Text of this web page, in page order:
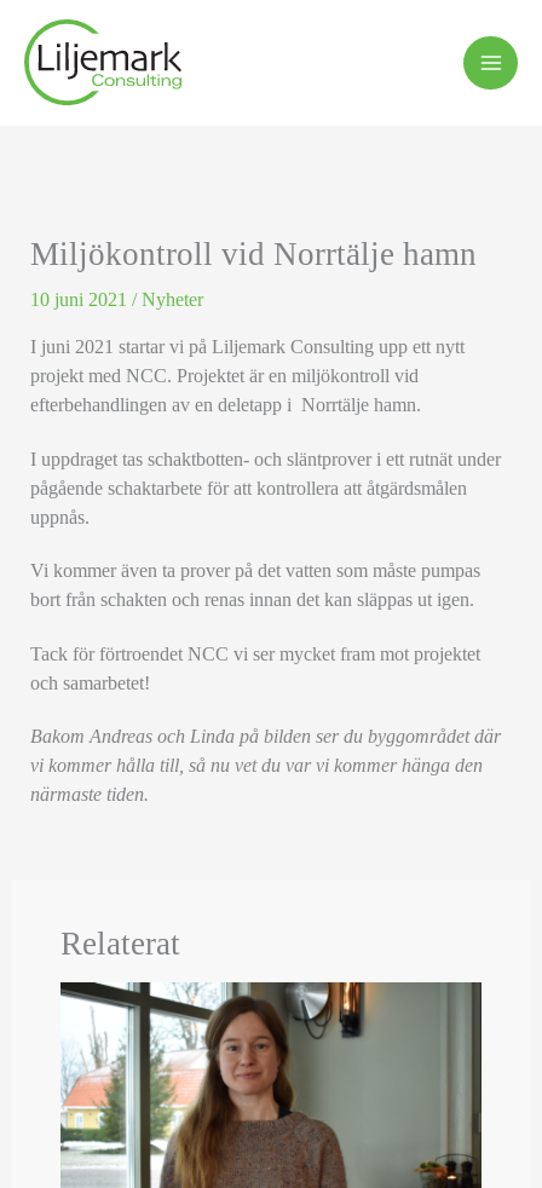
innehåll
Miljökontroll vid Norrtälje hamn
10 juni 2021/Nyheter
I juni 2021 startar vi på Liljemark Consulting upp ett nytt
projekt med NCC. Projektet är en miljökontroll vid
efterbehandlingen av en deletapp i Norrtälje hamn.
I uppdraget tas schaktbotten- och släntprover i ett rutnät under
pågående schaktarbete för att kontrollera att åtgärdsmålen
uppnås.
Vi kommer även ta prover på det vatten som måste pumpas
bort från schakten och renas innan det kan släppas ut igen.
Tack för förtroendet NCC vi ser mycket fram mot projektet
och samarbetet!
Bakom Andreas och Linda på bilden ser du byggområdet där
vi kommer hålla till, så nu vet du var vi kommer hänga den
närmaste tiden.
Relaterat